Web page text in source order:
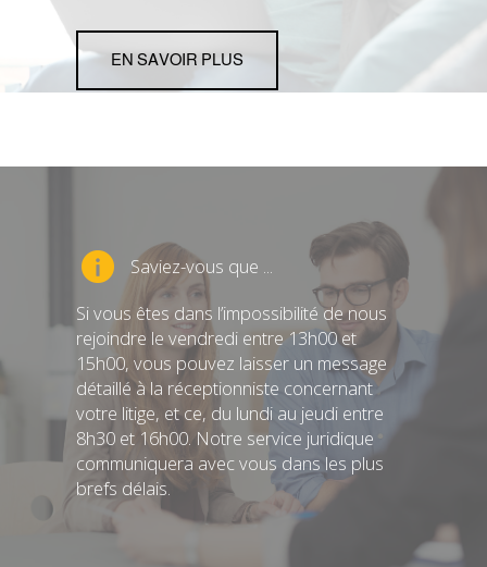
EN SAVOIR PLUS
Saviez-vous que ...
Si vous êtes dans l’impossibilité de nous
rejoindre le vendredi entre 13h00 et
15h00, vous pouvez laisser un message
détaillé à la réceptionniste concernant
votre litige, et ce, du lundi au jeudi entre
8h30 et 16h00. Notre service juridique
communiquera avec vous dans les plus
brefs délais.